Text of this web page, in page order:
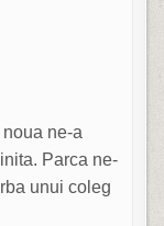
ne-a
Parca ne-
unui coleg